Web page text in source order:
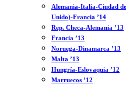
Alemania-Italia-Ciudad
Unido)-Francia ’14
Rep. Checa-Alemania ’13
Francia ’13
Noruega-Dinamarca ’13
Malta ’13
Hungría-Eslovaquia ’12
Marruecos ’12